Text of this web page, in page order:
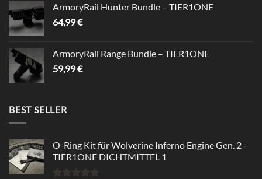
ArmoryRail Hunter Bundle – TIER1ONE
64,99€
ArmoryRail Range Bundle – TIER1ONE
59,99€
BEST SELLER
O-Ring Kit für Wolverine Inferno Engine Gen. 2 -
TIER1ONE DICHTMITTEL 1